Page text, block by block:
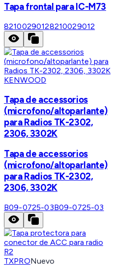
Tapa frontal para IC-M73
82100290128210029012
KENWOOD
Tapa de accessorios
(microfono/altoparlante)
para Radios TK-2302,
2306, 3302K
Tapa de accessorios
(microfono/altoparlante)
para Radios TK-2302,
2306, 3302K
B09-0725-03B09-0725-03
TXPRONuevo